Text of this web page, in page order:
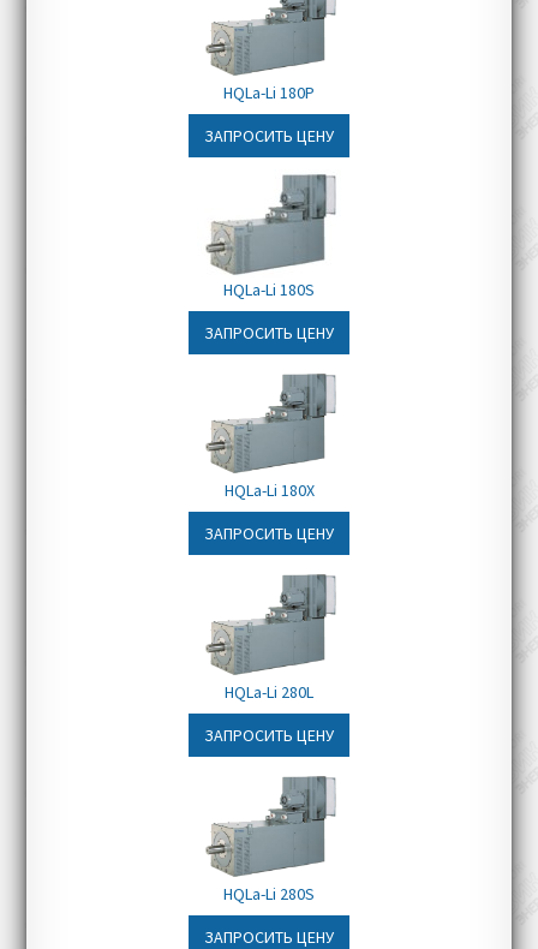
молибденовая сплав 39 (по запросу)
Расположение клеммной
верхнее (по умолчанию),
стороннее (по запросу)
Дополнительное оборудование и
устанавливаемые опции:
датчики температуры PTC, KTY84-
130, PT100, радиальные
вентиляторы любых размеров,
изолированные подшипники
под заказ
2-3 месяца
трубопроводов
HQLa-Li 180P
ЗАПРОСИТЬ ЦЕНУ
HQLa-Li 180S
ЗАПРОСИТЬ ЦЕНУ
HQLa-Li 180X
ЗАПРОСИТЬ ЦЕНУ
HQLa-Li 280L
ЗАПРОСИТЬ ЦЕНУ
HQLa-Li 280S
ЗАПРОСИТЬ ЦЕНУ